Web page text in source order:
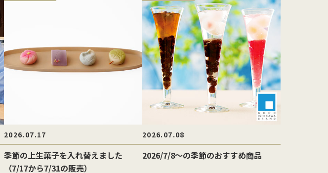
2026.07.17
季節の上生菓子を入れ替えました
（7/17から7/31の販売）
2026.07.08
2026/7/8〜の季節のおすすめ商品